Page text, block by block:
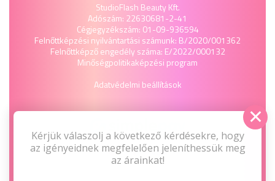
StudioFlash Beauty Kft.
Adószám: 22630681-2-41
Cégjegyzékszám: 01-09-936594
Felnőttképzési nyilvántartási számunk: B/2020/001362
Felnőttképző engedély száma: E/2022/000132
Minőségpolitikaképzési program
Adatvédelmi beállítások
Kérjük válaszolj a következő kérdésekre, hogy
az igényeidnek megfelelően jeleníthessük meg
az árainkat!